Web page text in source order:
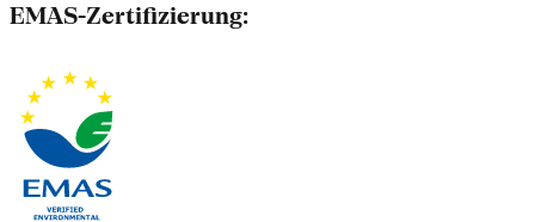
EMAS-Zertifizierung: